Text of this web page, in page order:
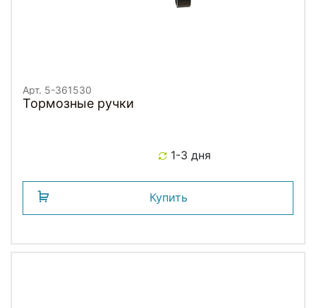
Арт. 5-361530
Тормозные ручки
1-3 дня
Купить